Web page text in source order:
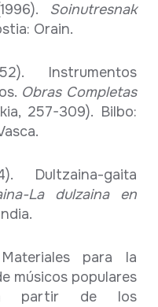
Soinutresnak
Orain.
Instrumentos
Obras Completas
257-309). Bilbo:
Dultzaina-gaita
La dulzaina en
Materiales para la
músicos populares
partir de los